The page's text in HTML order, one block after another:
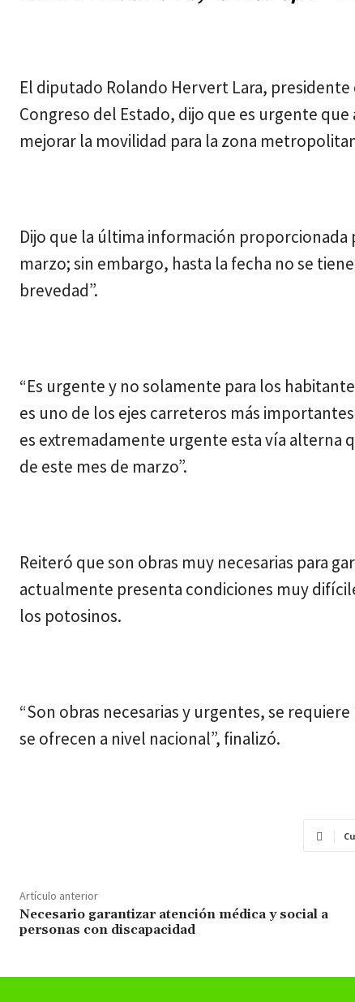
El diputado Rolando Hervert Lara,
Congreso del Estado, dijo que es urgente
mejorar la movilidad para la zona
Dijo que la última información proporcionada
marzo; sin embargo, hasta la fecha no se
brevedad”.
“Es urgente y no solamente para los
es uno de los ejes carreteros más
es extremadamente urgente esta vía alterna
de este mes de marzo”.
Reiteró que son obras muy necesarias para
actualmente presenta condiciones muy
los potosinos.
“Son obras necesarias y urgentes, se
se ofrecen a nivel nacional”, finalizó.
Artículo anterior
Necesario garantizar atención médica y social a
personas con discapacidad